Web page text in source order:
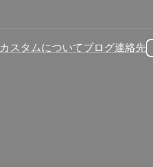
カスタムについてブログ連絡先